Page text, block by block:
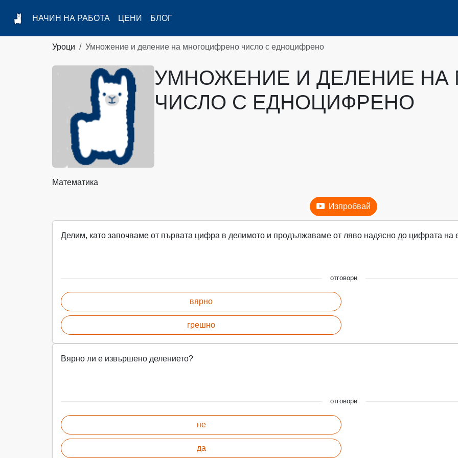
НАЧИН НА РАБОТА ЦЕНИ БЛОГ
Уроци Умножение и деление на многоцифрено число с едноцифрено
УМНОЖЕНИЕ И ДЕЛЕНИЕ
ЧИСЛО С ЕДНОЦИФРЕНО
Математика
Изпробвай
Делим, като започваме от първата цифра в делимото и продължаваме от ляво надясно до цифрата на
отговори
вярно
грешно
Вярно ли е извършено делението?
отговори
не
да